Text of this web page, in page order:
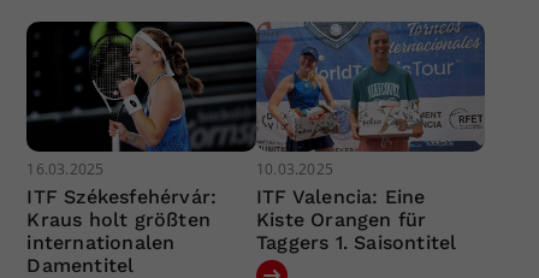
16.03.2025
ITF Székesfehérvár:
Kraus holt größten
internationalen
Damentitel
10.03.2025
ITF Valencia: Eine
Kiste Orangen für
Taggers 1. Saisontitel